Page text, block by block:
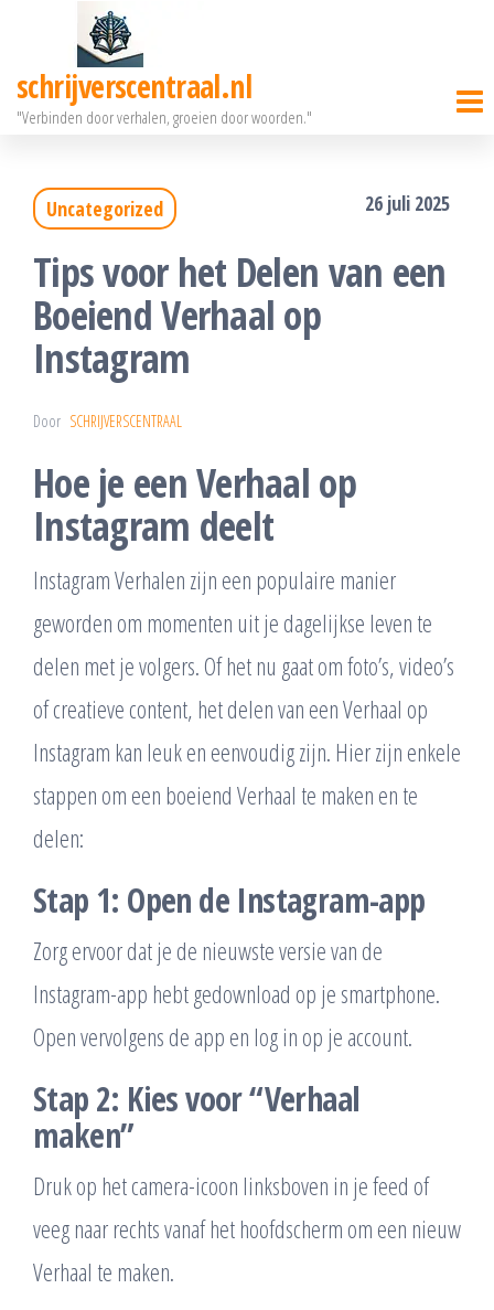
deschrijverscentraal.nl
"Verbinden door verhalen, groeien door woorden."
Uncategorized 26 juli 2025
Tips voor het Delen van een
Boeiend Verhaal op
Instagram
Door SCHRIJVERSCENTRAAL
Hoe je een Verhaal op
Instagram deelt
Instagram Verhalen zijn een populaire manier
geworden om momenten uit je dagelijkse leven te
delen met je volgers. Of het nu gaat om foto’s, video’s
of creatieve content, het delen van een Verhaal op
Instagram kan leuk en eenvoudig zijn. Hier zijn enkele
stappen om een boeiend Verhaal te maken en te
delen:
Stap 1: Open de Instagram-app
Zorg ervoor dat je de nieuwste versie van de
Instagram-app hebt gedownload op je smartphone.
Open vervolgens de app en log in op je account.
Stap 2: Kies voor “Verhaal
maken”
Druk op het camera-icoon linksboven in je feed of
veeg naar rechts vanaf het hoofdscherm om een nieuw
Verhaal te maken.